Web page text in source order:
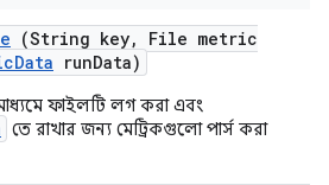
(String key,
File metric
Data runData)
ফাইলটি লগ করা এবং
তে রাখার জন্য মেট্রিকগুলো পার্স করা